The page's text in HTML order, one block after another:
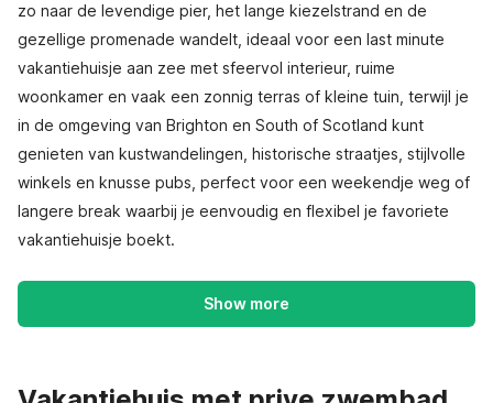
zo naar de levendige pier, het lange kiezelstrand en de
gezellige promenade wandelt, ideaal voor een last minute
vakantiehuisje aan zee met sfeervol interieur, ruime
woonkamer en vaak een zonnig terras of kleine tuin, terwijl je
in de omgeving van Brighton en South of Scotland kunt
genieten van kustwandelingen, historische straatjes, stijlvolle
winkels en knusse pubs, perfect voor een weekendje weg of
langere break waarbij je eenvoudig en flexibel je favoriete
vakantiehuisje boekt.
Show more